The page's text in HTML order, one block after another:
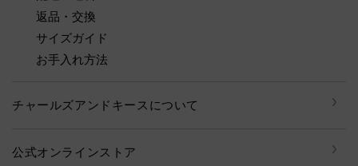
返品・交換
サイズガイド
お手入れ方法
チャールズアンドキースについて
公式オンラインストア